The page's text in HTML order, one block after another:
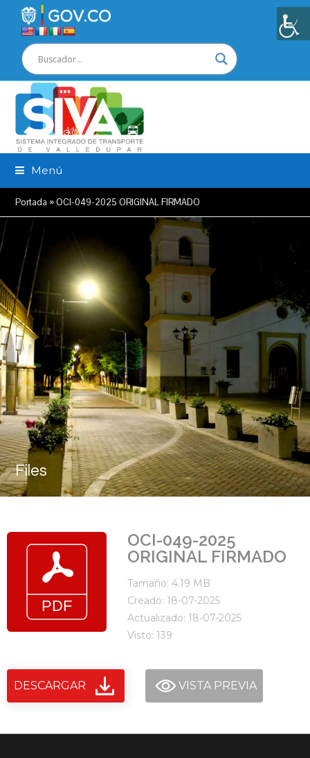
Menú
Portada »OCI-049-2025 ORIGINAL FIRMADO
Files
OCI-049-2025
ORIGINAL FIRMADO
Tamaño: 4.19 MB
Creado: 18-07-2025
Actualizado: 18-07-2025
Visto: 139
DESCARGAR VISTA PREVIA